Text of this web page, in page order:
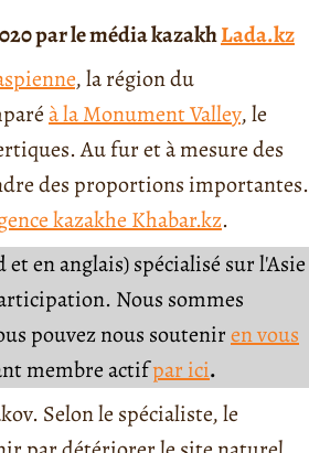
par le média kazakhLada.kz
, la région du
à la Monument Valley, le
Au fur et à mesure des
des proportions importantes.
kazakhe Khabar.kz.
en anglais) spécialisé sur l'Asie
Nous sommes
pouvez nous souteniren vous
membre actifpar ici.
Selon le spécialiste, le